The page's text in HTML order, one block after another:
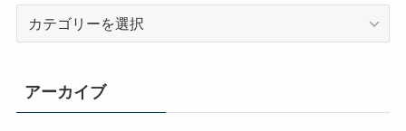
リ
ー
アーカイブ